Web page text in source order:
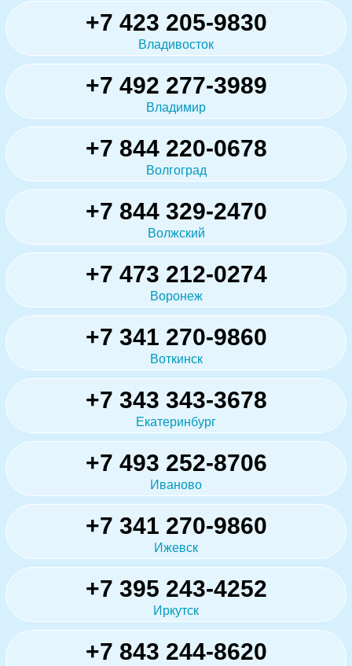
+7 423 205-9830
Владивосток
+7 492 277-3989
Владимир
+7 844 220-0678
Волгоград
+7 844 329-2470
Волжский
+7 473 212-0274
Воронеж
+7 341 270-9860
Воткинск
+7 343 343-3678
Екатеринбург
+7 493 252-8706
Иваново
+7 341 270-9860
Ижевск
+7 395 243-4252
Иркутск
+7 843 244-8620